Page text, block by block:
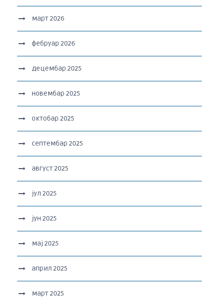
март 2026
фебруар 2026
децембар 2025
новембар 2025
октобар 2025
септембар 2025
август 2025
јул 2025
јун 2025
мај 2025
април 2025
март 2025